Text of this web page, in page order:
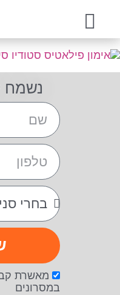
נשמח
מאשרת
במסרונים